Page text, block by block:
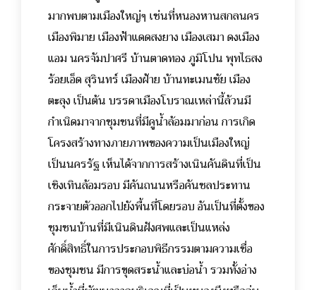
มากพบตามเมืองใหญ่ๆ เช่นที่หนองหานสกลนคร
เมืองพิมาย เมืองฟ้าแดดสงยาง เมืองเสมา ดงเมือง
แอม นครจัมปาศรี บ้านตาดทอง ภูมิโปน พุทไธสง
ร้อยเอ็ด สุรินทร์ เมืองฝ้าย บ้านทะเมนชัย เมือง
ตะลุง เป็นต้น บรรดาเมืองโบราณเหล่านี้ล้วนมี
กำเนิดมาจากชุมชนที่มีคูน้ำล้อมมาก่อน การเกิด
โครงสร้างทางภายภาพของความเป็นเมืองใหญ่
เป็นนครรัฐ เห็นได้จากการสร้างเนินคันดินที่เป็น
เชิงเทินล้อมรอบ มีคันถนนหรือคันชลประทาน
กระจายตัวออกไปยังพื้นที่โดยรอบ อันเป็นที่ตั้งของ
ชุมชนบ้านที่มีเนินดินฝังศพและเป็นแหล่ง
ศักดิ์สิทธิ์ในการประกอบพิธีกรรมตามความเชื่อ
ของชุมชน มีการขุดสระน้ำและบ่อน้ำ รวมทั้งอ่าง